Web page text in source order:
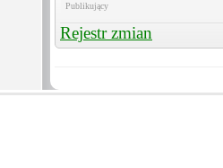
Publikujący
Rejestr zmian